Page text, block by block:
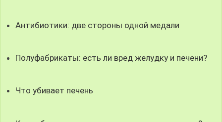
Антибиотики: две стороны одной медали
Полуфабрикаты: есть ли вред желудку и печени?
Что убивает печень